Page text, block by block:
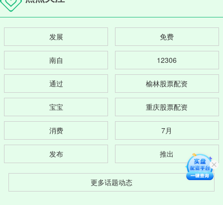
发展 免费
南自 12306
通过 榆林股票配资
宝宝 重庆股票配资
消费 7月
发布 推出
更多话题动态